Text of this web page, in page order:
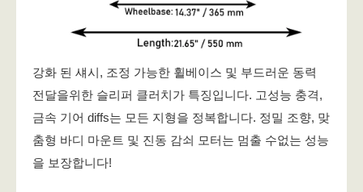
강화 된 섀시, 조정 가능한 휠베이스 및 부드러운 동력
전달을위한 슬리퍼 클러치가 특징입니다. 고성능 충격,
금속 기어 diffs는 모든 지형을 정복합니다. 정밀 조향, 맞
춤형 바디 마운트 및 진동 감쇠 모터는 멈출 수없는 성능
을 보장합니다!